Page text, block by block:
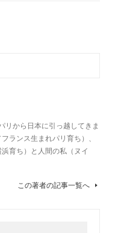
リから日本に引っ越してきま
ランス生まれパリ育ち）、
育ち）と人間の私（ヌイ
この著者の記事一覧へ